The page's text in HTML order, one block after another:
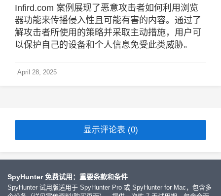
Infird.com 案例展现了恶意攻击者如何利用浏览
器功能来传播侵入性且可能有害的内容。通过了
解攻击者所使用的策略并采取主动措施，用户可
以保护自己的设备和个人信息免受此类威胁。
April 28, 2025
显示评论表 (0)
SpyHunter 免费试用：重要条款和条件
SpyHunter 试用版适用于 SpyHunter Pro 或 SpyHunter for Mac，包含多